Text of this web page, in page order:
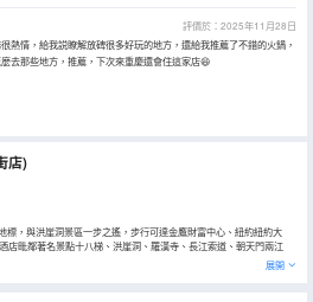
評價於：2025年11月28日
熱情，給我説瞭解放碑很多好玩的地方，還給我推薦了不錯的火鍋，
去那些地方，推薦，下次來重慶還會住這家店😆
店)
標，與洪崖洞景區一步之遙，步行可達金鷹財富中心、紐約紐約大
店毗鄰著名景點十八梯、洪崖洞、羅漢寺、長江索道、朝天門兩江
步行即可前往解放碑步行街、八一路好吃美食街等網紅景點。酒店周
；距離軌道交通1.2號線步行3分鐘。周邊美食雲集，完爆你的味蕾！
展開